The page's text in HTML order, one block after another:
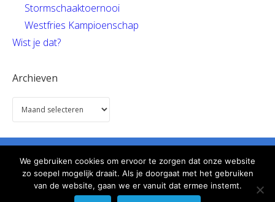
Stormschaaktoernooi
Westfries Kampioenschap
Wist je dat?
Archieven
Informatie Gebruiksvoorwaarden Links
Help
Contact
We gebruiken cookies om ervoor te zorgen dat onze website
zo soepel mogelijk draait. Als je doorgaat met het gebruiken
van de website, gaan we er vanuit dat ermee instemt.